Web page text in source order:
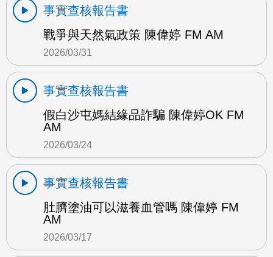
事實查核報告書
戰爭與天然氣政策 陳偉婷 FM AM
2026/03/31
事實查核報告書
假白沙屯媽結緣品詐騙 陳偉婷OK FM
AM
2026/03/24
事實查核報告書
肚臍塗油可以滋養血管嗎 陳偉婷 FM
AM
2026/03/17